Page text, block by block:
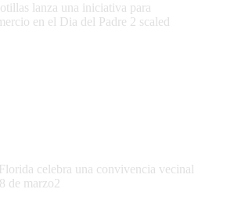
lanza una iniciativa para
en el Dia del Padre 2 scaled
celebra una convivencia vecinal
de marzo2